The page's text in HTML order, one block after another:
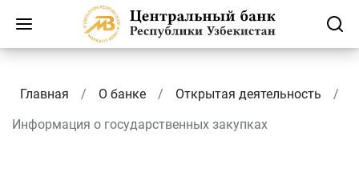
Главная О банке
Открытая деятельность
Информация о государственных закупках